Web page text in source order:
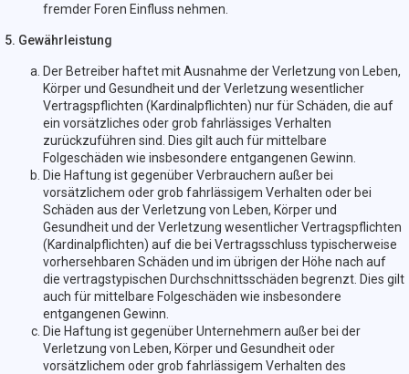
fremder Foren Einfluss nehmen.
5. Gewährleistung
Der Betreiber haftet mit Ausnahme der Verletzung von Leben,
Körper und Gesundheit und der Verletzung wesentlicher
Vertragspflichten (Kardinalpflichten) nur für Schäden, die auf
ein vorsätzliches oder grob fahrlässiges Verhalten
zurückzuführen sind. Dies gilt auch für mittelbare
Folgeschäden wie insbesondere entgangenen Gewinn.
Die Haftung ist gegenüber Verbrauchern außer bei
vorsätzlichem oder grob fahrlässigem Verhalten oder bei
Schäden aus der Verletzung von Leben, Körper und
Gesundheit und der Verletzung wesentlicher Vertragspflichten
(Kardinalpflichten) auf die bei Vertragsschluss typischerweise
vorhersehbaren Schäden und im übrigen der Höhe nach auf
die vertragstypischen Durchschnittsschäden begrenzt. Dies gilt
auch für mittelbare Folgeschäden wie insbesondere
entgangenen Gewinn.
Die Haftung ist gegenüber Unternehmern außer bei der
Verletzung von Leben, Körper und Gesundheit oder
vorsätzlichem oder grob fahrlässigem Verhalten des